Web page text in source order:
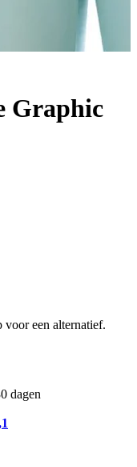
Graphic
een alternatief.
dagen